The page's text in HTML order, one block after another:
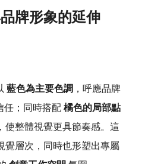
牌形象的延伸
藍色為主要色調 ，呼應品牌
任；同時搭配 橘色的局部點
使整體視覺更具節奏感。這
覺層次，同時也形塑出專屬